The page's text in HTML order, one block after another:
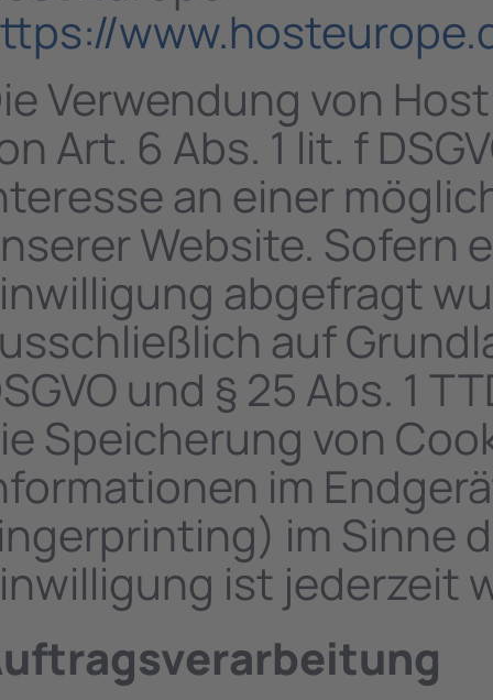
Verwendung von
Art. 6 Abs. 1 lit. f
an einer
Website. Sofern
abgefragt
auf
und § 25 Abs. 1
Speicherung von
im
im Sinne
ist jederzeit